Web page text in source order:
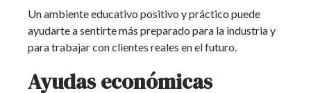
Un ambiente educativo positivo y práctico puede
ayudarte a sentirte más preparado para la industria y
para trabajar con clientes reales en el futuro.
Ayudas económicas